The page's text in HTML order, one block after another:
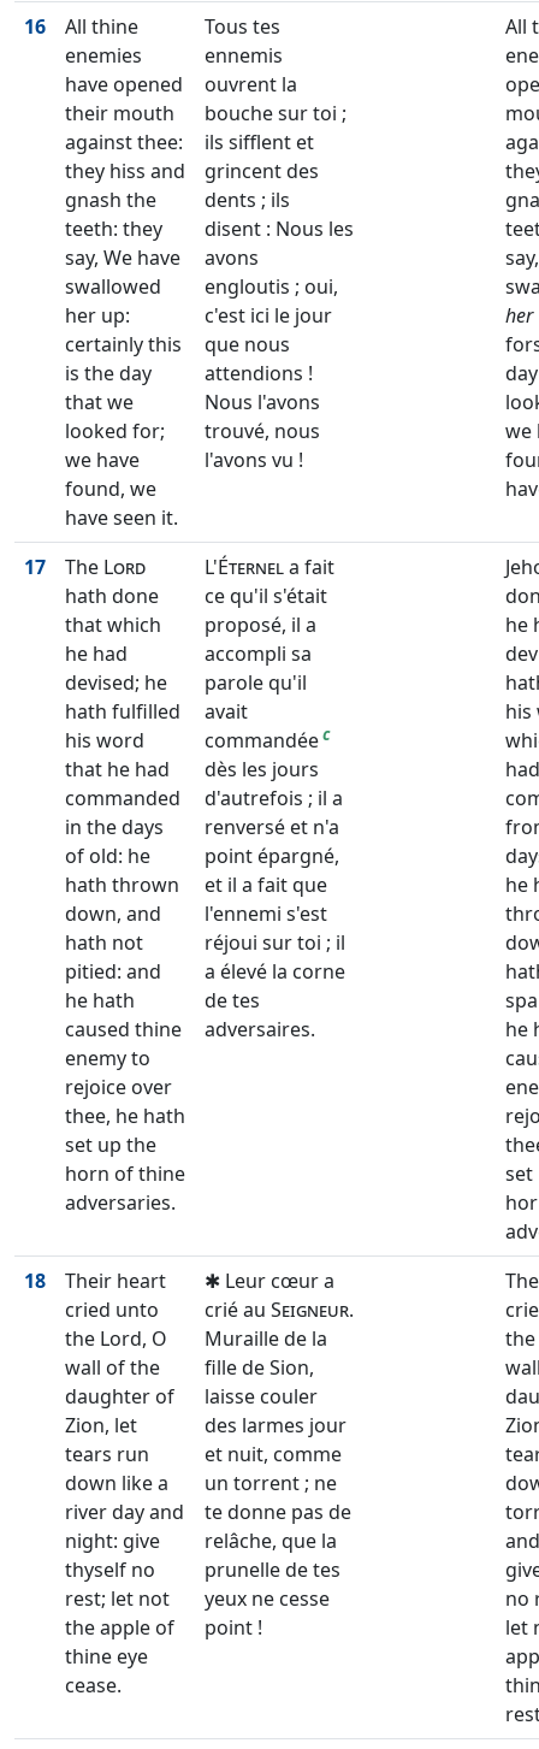
16
All thine
enemies
have opened
their mouth
against thee:
they hiss and
gnash the
teeth: they
say, We have
swallowed
her up:
certainly this
is the day
that we
looked for;
we have
found, we
have seen it.
Tous tes
ennemis
ouvrent la
bouche sur toi ;
ils sifflent et
grincent des
dents ; ils
disent : Nous les
avons
engloutis ; oui,
c'est ici le jour
que nous
attendions !
Nous l'avons
trouvé, nous
l'avons vu !
All
her
we
17 The Lord
hath done
that which
he had
devised; he
hath fulfilled
his word
that he had
commanded
in the days
of old: he
hath thrown
down, and
hath not
pitied: and
he hath
caused thine
enemy to
rejoice over
thee, he hath
set up the
horn of thine
adversaries.
L'Éternela fait
ce qu'il s'était
proposé, il a
accompli sa
parole qu'il
avait
commandéec
dès les jours
d'autrefois ; il a
renversé et n'a
point épargné,
et il a fait que
l'ennemi s'est
réjoui sur toi ; il
a élevé la corne
de tes
adversaires.
he
his
had
he
he
set
18
Their heart
cried unto
the Lord, O
wall of the
daughter of
Zion, let
tears run
down like a
river day and
night: give
thyself no
rest; let not
the apple of
thine eye
cease.
✱ Leur cœur a
crié au Seigneur.
Muraille de la
fille de Sion,
laisse couler
des larmes jour
et nuit, comme
un torrent ; ne
te donne pas de
relâche, que la
prunelle de tes
yeux ne cesse
point !
the
no
let